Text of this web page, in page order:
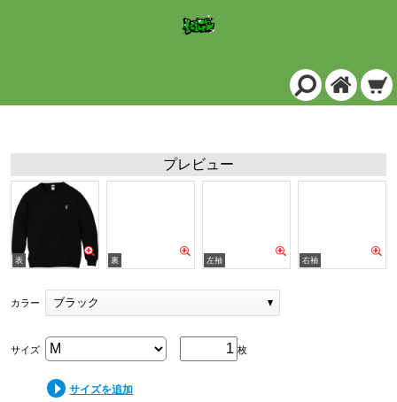
プレビュー
カラー ブラック
枚
サイズ
サイズを追加